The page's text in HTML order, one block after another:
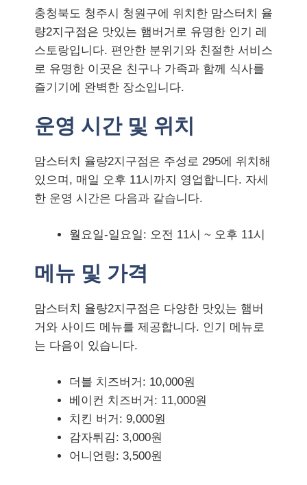
충청북도 청주시 청원구에 위치한 맘스터치 율
량2지구점은 맛있는 햄버거로 유명한 인기 레
스토랑입니다. 편안한 분위기와 친절한 서비스
로 유명한 이곳은 친구나 가족과 함께 식사를
즐기기에 완벽한 장소입니다.
운영 시간 및 위치
맘스터치 율량2지구점은 주성로 295에 위치해
있으며, 매일 오후 11시까지 영업합니다. 자세
한 운영 시간은 다음과 같습니다.
월요일-일요일: 오전 11시 ~ 오후 11시
메뉴 및 가격
맘스터치 율량2지구점은 다양한 맛있는 햄버
거와 사이드 메뉴를 제공합니다. 인기 메뉴로
는 다음이 있습니다.
더블 치즈버거: 10,000원
베이컨 치즈버거: 11,000원
치킨 버거: 9,000원
감자튀김: 3,000원
어니언링: 3,500원